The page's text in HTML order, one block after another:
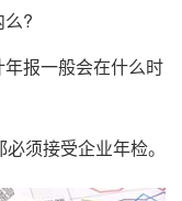
么?
报一般会在什么时
须接受企业年检。